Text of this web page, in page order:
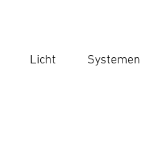
Licht Systemen